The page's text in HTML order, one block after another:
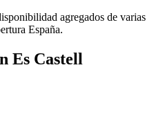
agregados de varias
España.
Es Castell